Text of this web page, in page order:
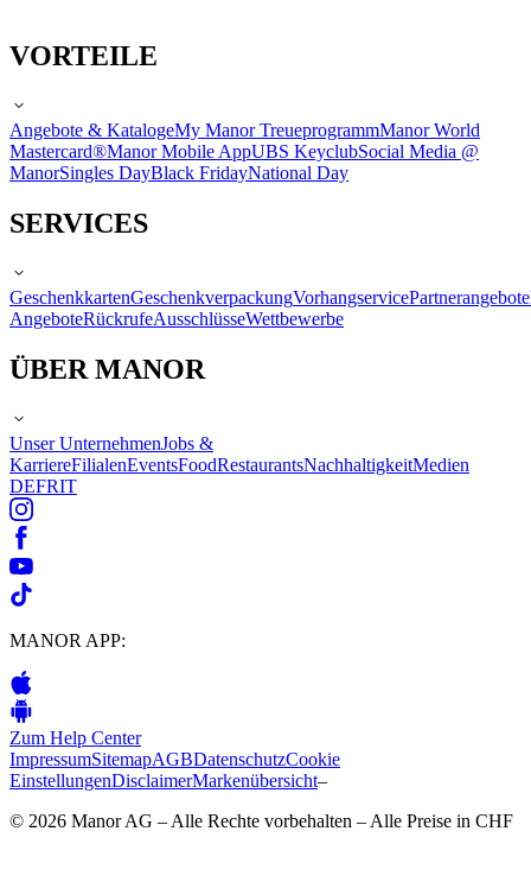
VORTEILE
Angebote & KatalogeMy Manor TreueprogrammManor World
Mastercard®Manor Mobile AppUBS KeyclubSocial Media @
ManorSingles DayBlack FridayNational Day
SERVICES
GeschenkkartenGeschenkverpackungVorhangservicePartnerangebote
AngeboteRückrufeAusschlüsseWettbewerbe
ÜBER MANOR
Unser UnternehmenJobs &
KarriereFilialenEventsFoodRestaurantsNachhaltigkeitMedien
DEFRIT
MANOR APP:
Zum Help Center
ImpressumSitemapAGBDatenschutzCookie
EinstellungenDisclaimerMarkenübersicht–
© 2026 Manor AG – Alle Rechte vorbehalten – Alle Preise in CHF